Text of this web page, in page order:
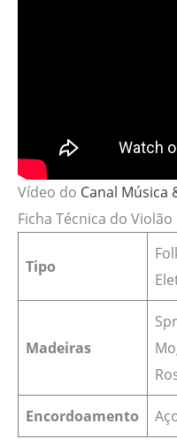
Vídeo do Canal Música
Ficha Técnica do
Tipo
Madeiras
Encordoamento